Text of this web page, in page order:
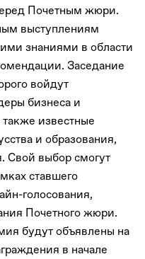
Почетным жюри.
выступлениям
знаниями в области
Заседание
войдут
бизнеса и
известные
и образования,
Свой выбор смогут
ставшего
голосования,
Почетного жюри.
будут объявлены на
в начале